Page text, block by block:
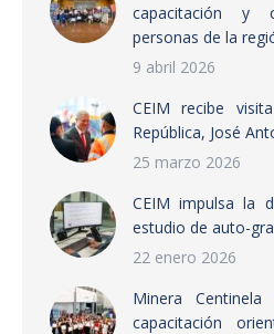
capacitación y
personas de la
9 abril 2026
CEIM recibe
República, José
25 marzo 2026
CEIM impulsa la
estudio de auto-
22 enero 2026
Minera
capacitación